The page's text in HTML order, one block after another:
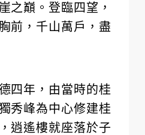
之巔。登臨四望，
前，千山萬戶，盡
四年，由當時的桂
秀峰為中心修建桂
逍遙樓就座落於子